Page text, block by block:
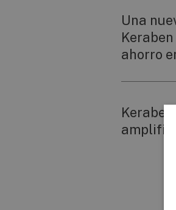
Una
ahorro
Keraben